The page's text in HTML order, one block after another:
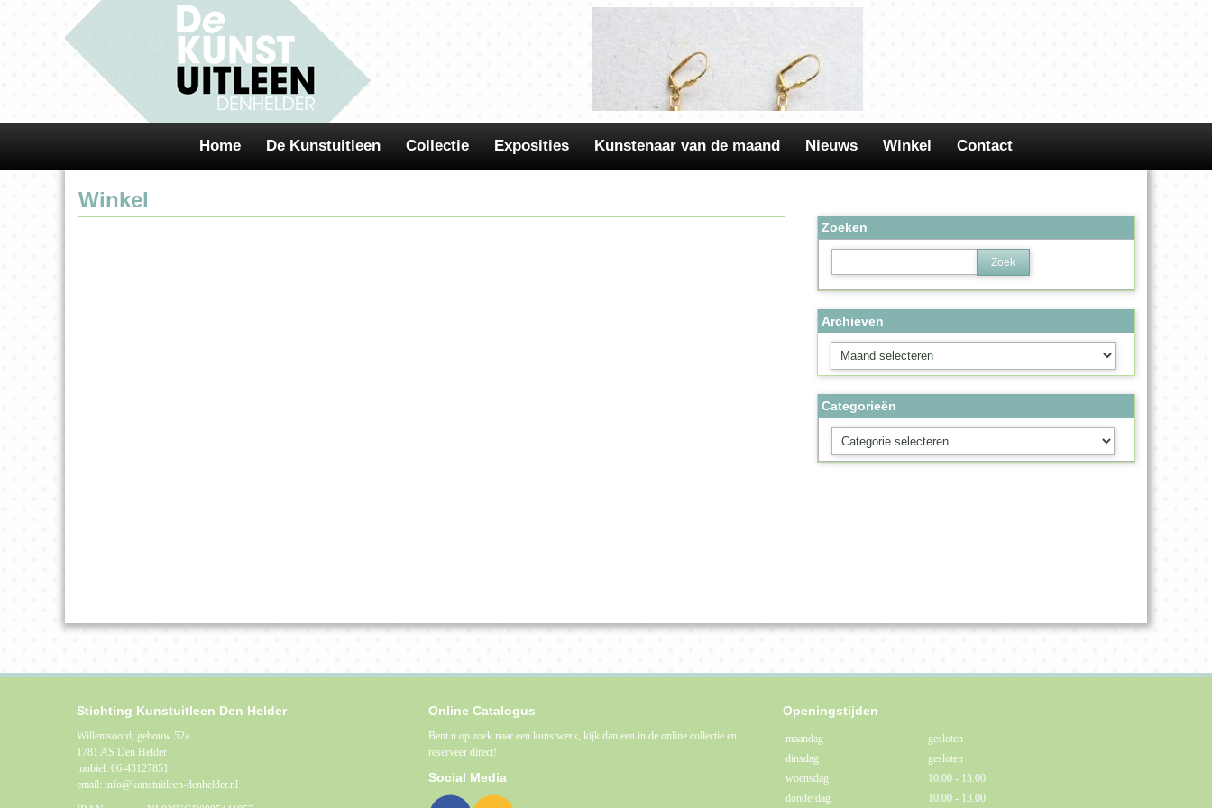
Home De Kunstuitleen Collectie Exposities Kunstenaar van de maand Nieuws Winkel Contact
Winkel
Zoeken
Archieven
Archieven
Categorieën
Categorieën
Stichting Kunstuitleen Den Helder
Willemsoord, gebouw 52a
1781 AS Den Helder
mobiel: 06-43127851
email: info@kunstuitleen-denhelder.nl
Online Catalogus
Bent u op zoek naar een kunstwerk, kijk dan een in de online collectie en
reserveer direct!
Social Media
Openingstijden
maandag
gesloten
dinsdag
gesloten
woensdag
10.00 - 13.00
donderdag
10.00 - 13.00